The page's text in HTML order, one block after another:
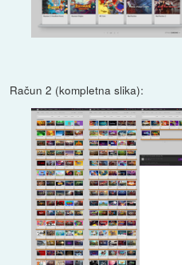
Račun 2 (kompletna slika):